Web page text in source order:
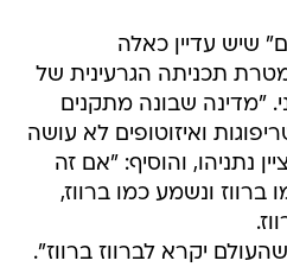
שיש עדיין כאלה
תכניתה הגרעינית של
"מדינה שבונה מתקנים
ואיזוטופים לא עושה
נתניהו, והוסיף: "אם זה
ברווז ונשמע כמו ברווז,
שהעולם יקרא לברווז ברווז".